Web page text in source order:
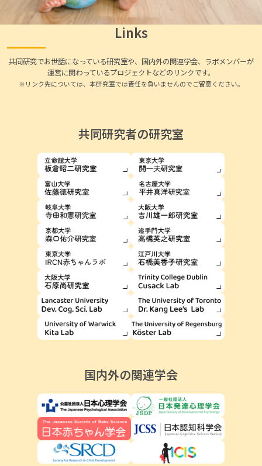
Links
共同研究でお世話になっている研究室や、国内外の関連学会、ラボメンバーが
運営に関わっているプロジェクトなどのリンクです。
※リンク先については、本研究室では責任を負いませんのでご留意ください。
共同研究者の研究室
国内外の関連学会